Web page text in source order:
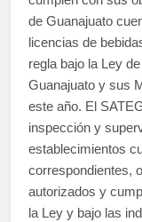
de Guanajuato
licencias de
regla bajo la Ley
Guanajuato y sus
este año. El
inspección y
establecimientos
correspondientes,
autorizados y
la Ley y bajo las